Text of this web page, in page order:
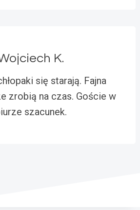
K.
się starają. Fajna
zrobią na czas. Goście w
szacunek.